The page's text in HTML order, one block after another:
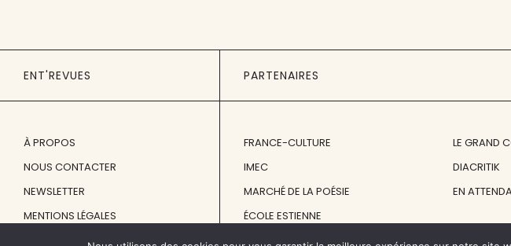
ENT'REVUES
À PROPOS
NOUS CONTACTER
NEWSLETTER
MENTIONS LÉGALES
PARTENAIRES
FRANCE-CULTURE
IMEC
MARCHÉ DE LA POÉSIE
ÉCOLE ESTIENNE
LE GRAND
DIACRITIK
EN